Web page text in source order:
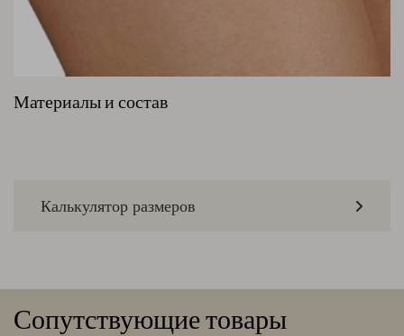
Материалы и состав
Калькулятор размеров
Сопутствующие товары